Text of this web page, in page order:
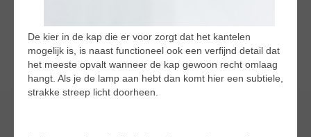
De kier in de kap die er voor zorgt dat het kantelen
mogelijk is, is naast functioneel ook een verfijnd detail dat
het meeste opvalt wanneer de kap gewoon recht omlaag
hangt. Als je de lamp aan hebt dan komt hier een subtiele,
strakke streep licht doorheen.